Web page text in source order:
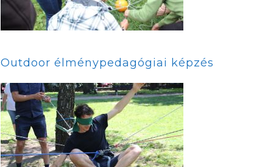
Outdoor élménypedagógiai képzés